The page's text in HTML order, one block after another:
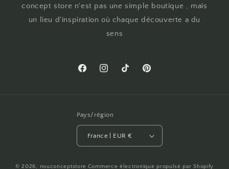
concept store n'est pas une simple boutique , mais
un lieu d'inspiration où chaque découverte a du
sens
FacebookInstagramTikTok Pinterest
Pays/région
France | EUR €
© 2026, nouconceptstore Commerce électronique propulsé par Shopify